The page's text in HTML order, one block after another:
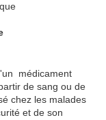
médicament
de sang ou de
chez les malades
et de son